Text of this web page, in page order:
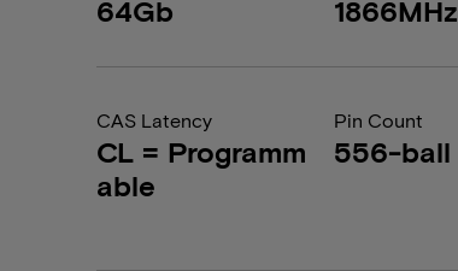
64Gb 1866MHz
CAS Latency
CL = Programm
able
Pin Count
556-ball